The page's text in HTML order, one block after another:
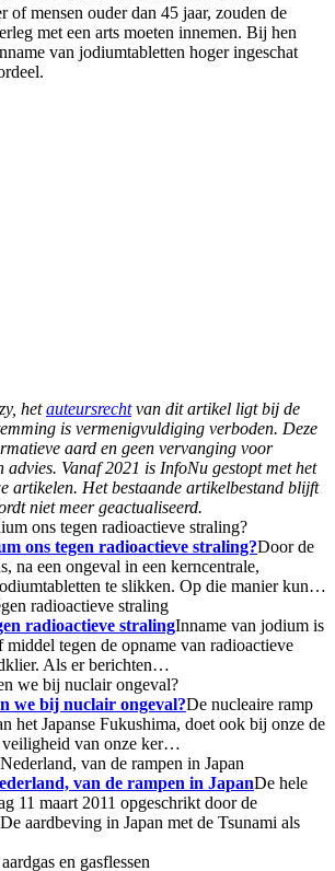
of mensen ouder dan 45 jaar, zouden de
met een arts moeten innemen. Bij hen
van jodiumtabletten hoger ingeschat
hetauteursrechtvan dit artikel ligt bij de
is vermenigvuldiging verboden. Deze
aard en geen vervanging voor
advies. Vanaf 2021 is InfoNu gestopt met het
artikelen. Het bestaande artikelbestand blijft
niet meer geactualiseerd.
ons tegen radioactieve straling?Door de
na een ongeval in een kerncentrale,
te slikken. Op die manier kun…
radioactieve stralingInname van jodium is
middel tegen de opname van radioactieve
Als er berichten…
we bij nuclair ongeval?De nucleaire ramp
het Japanse Fukushima, doet ook bij onze de
veiligheid van onze ker…
van de rampen in JapanDe hele
11 maart 2011 opgeschrikt door de
aardbeving in Japan met de Tsunami als